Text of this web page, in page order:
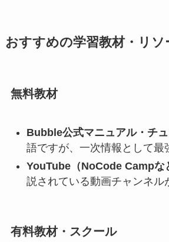
おすすめの学習教材・リソ
無料教材
Bubble公式マニュアル・チュ
語ですが、一次情報として最
YouTube（NoCode Campな
説されている動画チャンネル
有料教材・スクール